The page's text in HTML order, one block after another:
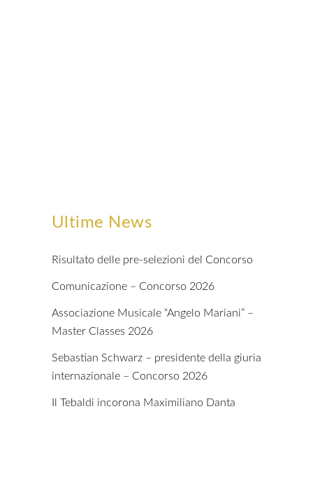
Ultime News
Risultato delle pre-selezioni del Concorso
Comunicazione – Concorso 2026
Associazione Musicale “Angelo Mariani” –
Master Classes 2026
Sebastian Schwarz – presidente della giuria
internazionale – Concorso 2026
Il Tebaldi incorona Maximiliano Danta